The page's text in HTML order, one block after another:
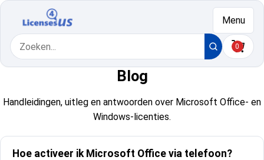
Naar de inhoud
Menu
Zoeken
Zoeken
0
Blog
Handleidingen, uitleg en antwoorden over Microsoft Office- en
Windows-licenties.
Hoe activeer ik Microsoft Office via telefoon?